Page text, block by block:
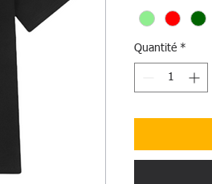
Quantité *